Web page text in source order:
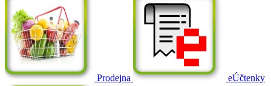
Prodejna eÚčtenky